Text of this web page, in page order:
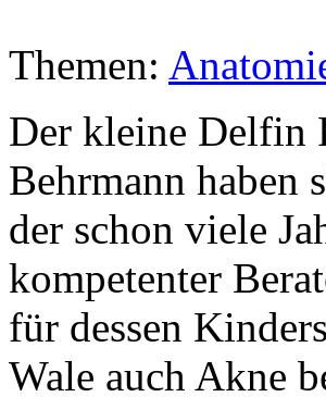
Themen:
Der kleine Delfin
Behrmann haben
der schon viele
kompetenter
für dessen
Wale auch Akne